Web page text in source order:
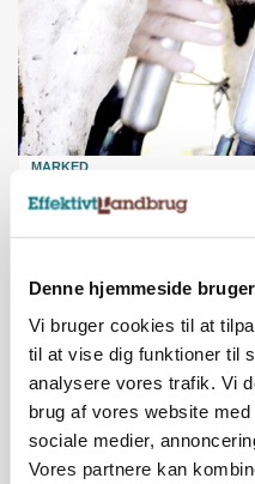
Denne hjemmeside
Vi bruger cookies til at
til at vise dig funktioner til
analysere vores trafik. Vi
brug af vores website
sociale medier,
Vores partnere kan
MARKED